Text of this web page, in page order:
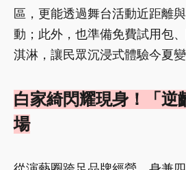
區，更能透過舞台活動近距離
動；此外，也準備免費試用包
淇淋，讓民眾沉浸式體驗今夏變
白家綺閃耀現身！「逆
場